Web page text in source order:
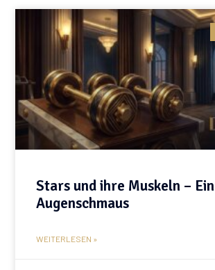
Stars und ihre Muskeln – Ein
Augenschmaus
WEITERLESEN »